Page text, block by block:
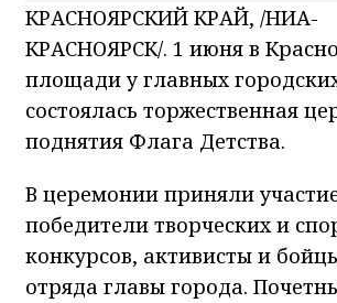
КРАСНОЯРСКИЙ КРАЙ, /НИА-
КРАСНОЯРСК/. 1 июня в
площади у главных
состоялась торжественная
поднятия Флага Детства.
В церемонии приняли
победители творческих и
конкурсов, активисты и
отряда главы города.